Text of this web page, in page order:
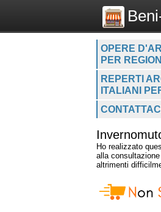
OPERE
PER
REPERTI
ITALIANI
CONTATTACI
Ho realizzato
alla
altrimenti